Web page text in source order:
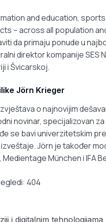
and education,
– across all population
da primaju ponude u
direktor kompanije SES
i Švicarskoj.
Jörn Krieger
o najnovijim
novinar, specijalizovan
se bavi univerzitetskim
Jörn je također
Medientage München i IFA
404
i digitalnim tehnologijama